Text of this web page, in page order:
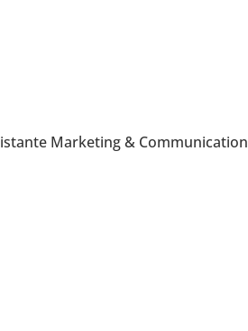
Marketing & Communication